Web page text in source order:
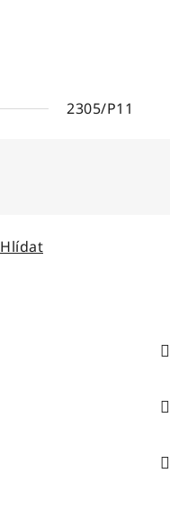
2305/P11
Hlídat